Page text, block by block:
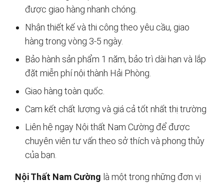
được giao hàng nhanh chóng.
Nhận thiết kế và thi công theo yêu cầu, giao
hàng trong vòng 3-5 ngày.
Bảo hành sản phẩm 1 năm, bảo trì dài hạn và lắp
đặt miễn phí nội thành Hải Phòng.
Giao hàng toàn quốc.
Cam kết chất lượng và giá cả tốt nhất thị trường
Liên hệ ngay Nội thất Nam Cường để được
chuyên viên tư vấn theo sở thích và phong thủy
của bạn.
Nội Thất Nam Cường là một trong những đơn vị